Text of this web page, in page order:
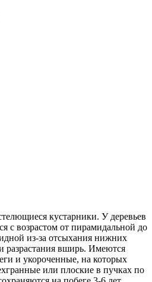
кустарники. У деревьев
с возрастом от пирамидальной до
из-за отсыхания нижних
разрастания вширь. Имеются
и укороченные, на которых
или плоские в пучках по